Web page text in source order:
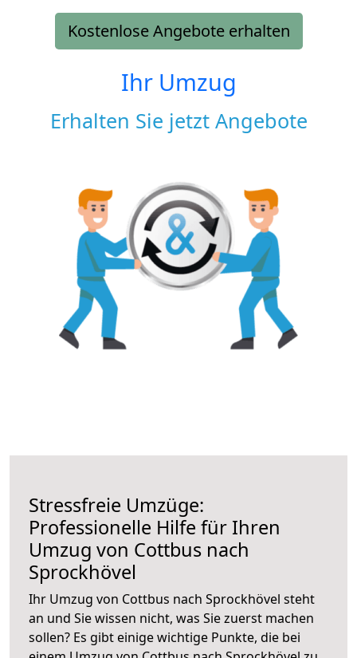
Kostenlose Angebote erhalten
Ihr Umzug
Erhalten Sie jetzt Angebote
Stressfreie Umzüge:
Professionelle Hilfe für Ihren
Umzug von Cottbus nach
Sprockhövel
Ihr Umzug von Cottbus nach Sprockhövel steht
an und Sie wissen nicht, was Sie zuerst machen
sollen? Es gibt einige wichtige Punkte, die bei